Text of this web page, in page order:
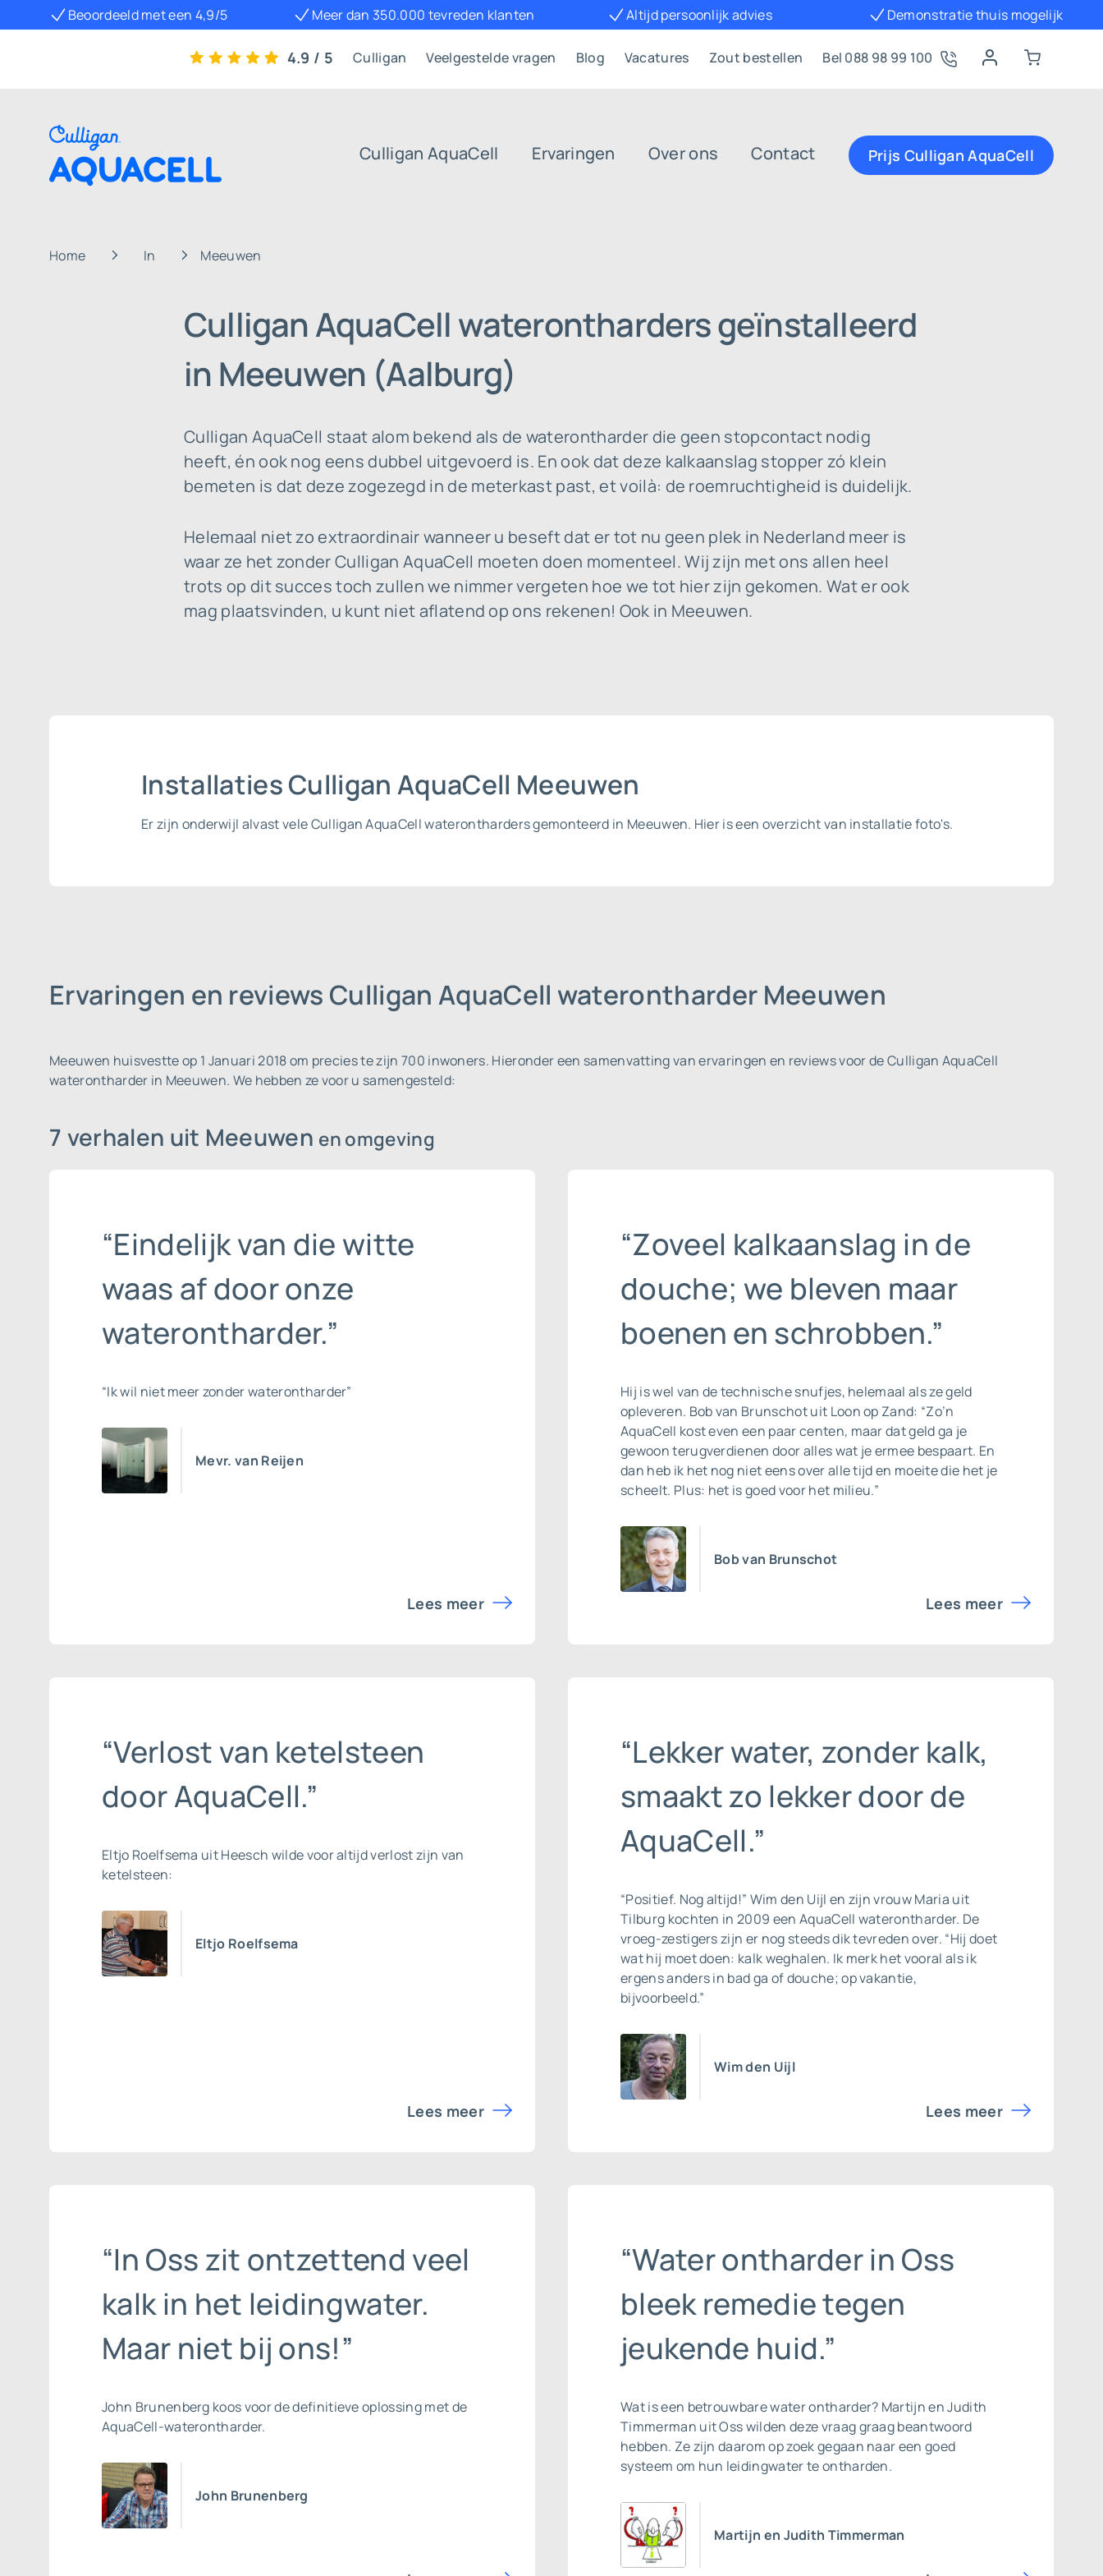
Beoordeeld met een 4,9/5 Meer dan 350.000 tevreden klanten Altijd persoonlijk advies Demonstratie thuis mogelijk
4.9 / 5 Culligan Veelgestelde vragen Blog Vacatures Zout bestellen Bel 088 98 99 100
Culligan AquaCell Ervaringen Over ons Contact Prijs Culligan AquaCell
Home In Meeuwen
Culligan AquaCell waterontharders geïnstalleerd
in Meeuwen (Aalburg)
Culligan AquaCell staat alom bekend als de waterontharder die geen stopcontact nodig
heeft, én ook nog eens dubbel uitgevoerd is. En ook dat deze kalkaanslag stopper zó klein
bemeten is dat deze zogezegd in de meterkast past, et voilà: de roemruchtigheid is duidelijk.
Helemaal niet zo extraordinair wanneer u beseft dat er tot nu geen plek in Nederland meer is
waar ze het zonder Culligan AquaCell moeten doen momenteel. Wij zijn met ons allen heel
trots op dit succes toch zullen we nimmer vergeten hoe we tot hier zijn gekomen. Wat er ook
mag plaatsvinden, u kunt niet aflatend op ons rekenen! Ook in Meeuwen.
Installaties Culligan AquaCell Meeuwen
Er zijn onderwijl alvast vele Culligan AquaCell waterontharders gemonteerd in Meeuwen. Hier is een overzicht van installatie foto's.
Ervaringen en reviews Culligan AquaCell waterontharder Meeuwen
Meeuwen huisvestte op 1 Januari 2018 om precies te zijn 700 inwoners. Hieronder een samenvatting van ervaringen en reviews voor de Culligan AquaCell
waterontharder in Meeuwen. We hebben ze voor u samengesteld:
7 verhalen uit Meeuwen en omgeving
“Eindelijk van die witte
waas af door onze
waterontharder.”
“Ik wil niet meer zonder waterontharder”
Mevr. van Reijen
Lees meer
“Zoveel kalkaanslag in de
douche; we bleven maar
boenen en schrobben.”
Hij is wel van de technische snufjes, helemaal als ze geld
opleveren. Bob van Brunschot uit Loon op Zand: “Zo’n
AquaCell kost even een paar centen, maar dat geld ga je
gewoon terugverdienen door alles wat je ermee bespaart. En
dan heb ik het nog niet eens over alle tijd en moeite die het je
scheelt. Plus: het is goed voor het milieu.”
Bob van Brunschot
Lees meer
“Verlost van ketelsteen
door AquaCell.”
Eltjo Roelfsema uit Heesch wilde voor altijd verlost zijn van
ketelsteen:
Eltjo Roelfsema
Lees meer
“Lekker water, zonder kalk,
smaakt zo lekker door de
AquaCell.”
“Positief. Nog altijd!” Wim den Uijl en zijn vrouw Maria uit
Tilburg kochten in 2009 een AquaCell waterontharder. De
vroeg-zestigers zijn er nog steeds dik tevreden over. “Hij doet
wat hij moet doen: kalk weghalen. Ik merk het vooral als ik
ergens anders in bad ga of douche; op vakantie,
bijvoorbeeld.”
Wim den Uijl
Lees meer
“In Oss zit ontzettend veel
kalk in het leidingwater.
Maar niet bij ons!”
John Brunenberg koos voor de definitieve oplossing met de
AquaCell-waterontharder.
John Brunenberg
“Water ontharder in Oss
bleek remedie tegen
jeukende huid.”
Wat is een betrouwbarewater ontharder? Martijn en Judith
Timmerman uit Oss wilden deze vraag graag beantwoord
hebben. Ze zijn daarom op zoek gegaan naar een goed
systeem om hun leidingwater te ontharden.
Martijn en Judith Timmerman